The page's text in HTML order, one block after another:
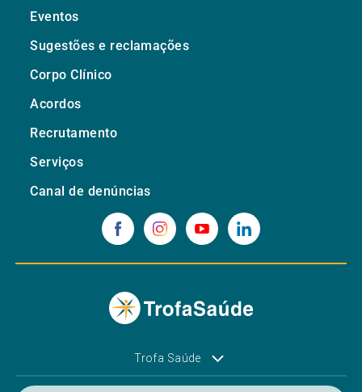
Eventos
Sugestões e reclamações
Corpo Clínico
Acordos
Recrutamento
Serviços
Canal de denúncias
Trofa Saúde